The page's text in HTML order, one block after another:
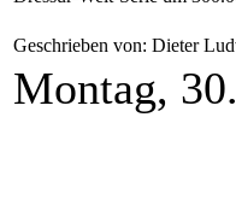
Geschrieben von: Dieter
Montag,